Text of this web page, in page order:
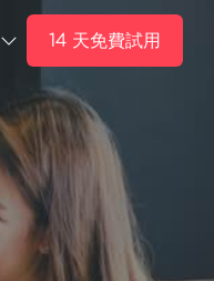
14 天免費試用